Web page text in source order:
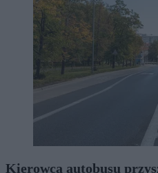
Kierowca autobusu